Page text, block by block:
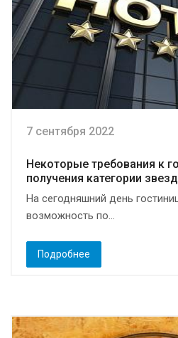
7 сентября 2022
Некоторые требования к
получения категории звезд
На сегодняшний день
возможность по...
Подробнее